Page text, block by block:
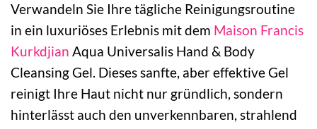
Verwandeln Sie Ihre tägliche Reinigungsroutine
in ein luxuriöses Erlebnis mit dem Maison Francis
Kurkdjian Aqua Universalis Hand & Body
Cleansing Gel. Dieses sanfte, aber effektive Gel
reinigt Ihre Haut nicht nur gründlich, sondern
hinterlässt auch den unverkennbaren, strahlend